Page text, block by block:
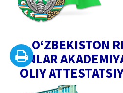
O‘ZBEKISTON
FANLAR
OLIY